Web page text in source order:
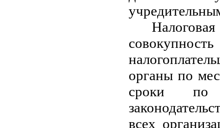
органы по
сроки по
всех